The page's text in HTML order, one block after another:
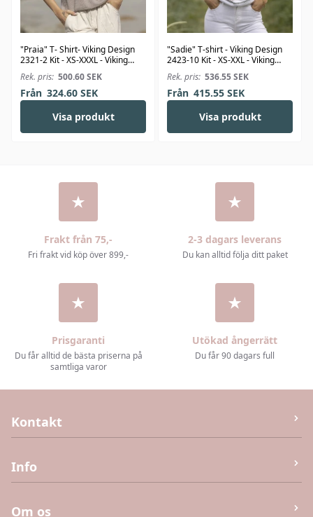
"Praia" T- Shirt- Viking Design
2321-2 Kit - XS-XXXL - Viking
Bjørk
Rek. pris: 500.60SEK
Från 324.60SEK
Visa produkt
"Sadie" T-shirt - Viking Design
2423-10 Kit - XS-XXL - Viking
Linus
Rek. pris: 536.55SEK
Från 415.55SEK
Visa produkt
Frakt från 75,-
Fri frakt vid köp över 899,-
2-3 dagars leverans
Du kan alltid följa ditt paket
Prisgaranti
Du får alltid de bästa priserna på
samtliga varor
Utökad ångerrätt
Du får 90 dagars full
Kontakt
Humlebæk Strandvej 40 (Ej returvara – se köpvillkor),
Info
Om os